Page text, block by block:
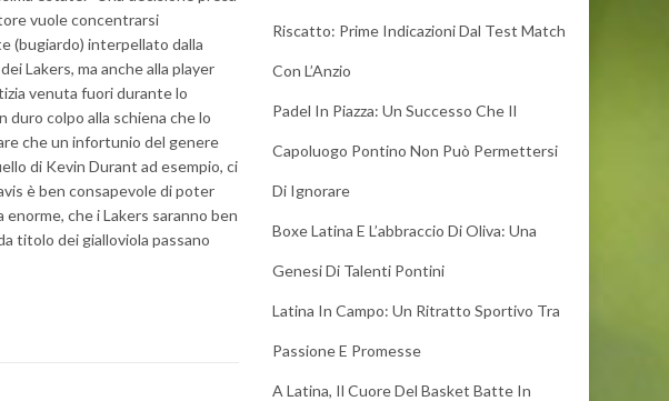
vuole concentrarsi
(bugiardo) interpellato dalla
Lakers, ma anche alla player
venuta fuori durante lo
duro colpo alla schiena che lo
che un infortunio del genere
di Kevin Durant ad esempio, ci
è ben consapevole di poter
che i Lakers saranno ben
titolo dei gialloviola passano
Riscatto: Prime Indicazioni Dal Test Match
Con L’Anzio
Padel In Piazza: Un Successo Che Il
Capoluogo Pontino Non Può Permettersi
Di Ignorare
Boxe Latina E L’abbraccio Di Oliva: Una
Genesi Di Talenti Pontini
Latina In Campo: Un Ritratto Sportivo Tra
Passione E Promesse
A Latina, Il Cuore Del Basket Batte In